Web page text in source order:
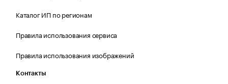
Каталог ИП по регионам
Правила использования сервиса
Правила использования изображений
Контакты